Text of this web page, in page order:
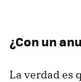
¿Con un
La verdad es